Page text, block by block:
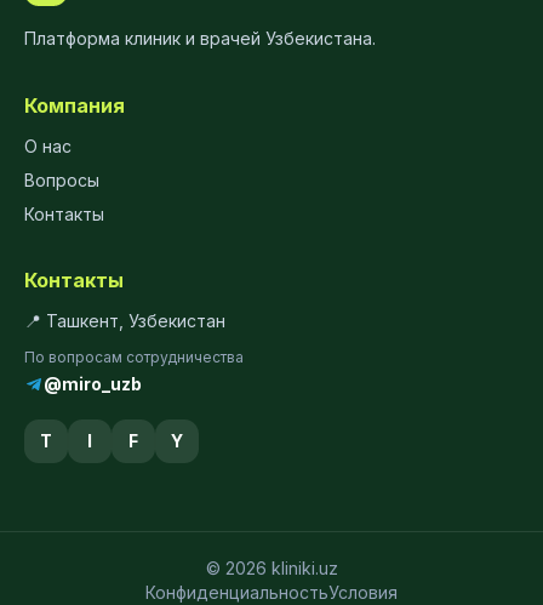
Платформа клиник и врачей Узбекистана.
Компания
О нас
Вопросы
Контакты
Контакты
📍 Ташкент, Узбекистан
По вопросам сотрудничества
@miro_uzb
T I F Y
© 2026 kliniki.uz
КонфиденциальностьУсловия